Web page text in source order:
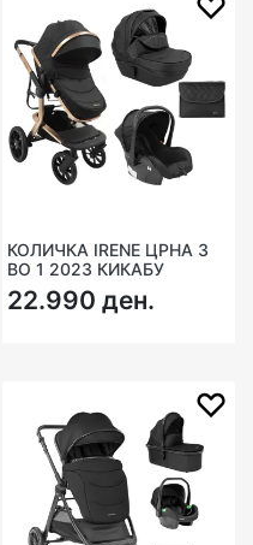
КОЛИЧКА IRENE ЦРНА 3
ВО 1 2023 КИКАБУ
22.990 ден.